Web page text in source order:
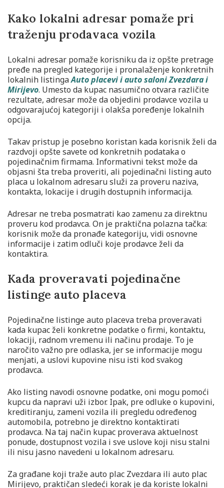
Kako lokalni adresar pomaže pri
traženju prodavaca vozila
Lokalni adresar pomaže korisniku da iz opšte pretrage
pređe na pregled kategorije i pronalaženje konkretnih
lokalnih listingaAuto placevi i auto saloni Zvezdara i
Mirijevo. Umesto da kupac nasumično otvara različite
rezultate, adresar može da objedini prodavce vozila u
odgovarajućoj kategoriji i olakša poređenje lokalnih
opcija.
Takav pristup je posebno koristan kada korisnik želi da
razdvoji opšte savete od konkretnih podataka o
pojedinačnim firmama. Informativni tekst može da
objasni šta treba proveriti, ali pojedinačni listing auto
placa u lokalnom adresaru služi za proveru naziva,
kontakta, lokacije i drugih dostupnih informacija.
Adresar ne treba posmatrati kao zamenu za direktnu
proveru kod prodavca. On je praktična polazna tačka:
korisnik može da pronađe kategoriju, vidi osnovne
informacije i zatim odluči koje prodavce želi da
kontaktira.
Kada proveravati pojedinačne
listinge auto placeva
Pojedinačne listinge auto placeva treba proveravati
kada kupac želi konkretne podatke o firmi, kontaktu,
lokaciji, radnom vremenu ili načinu prodaje. To je
naročito važno pre odlaska, jer se informacije mogu
menjati, a uslovi kupovine nisu isti kod svakog
prodavca.
Ako listing navodi osnovne podatke, oni mogu pomoći
kupcu da napravi uži izbor. Ipak, pre odluke o kupovini,
kreditiranju, zameni vozila ili pregledu određenog
automobila, potrebno je direktno kontaktirati
prodavca. Na taj način kupac proverava aktuelnost
ponude, dostupnost vozila i sve uslove koji nisu stalni
ili nisu jasno navedeni u lokalnom adresaru.
Za građane koji traže auto plac Zvezdara ili auto plac
Mirijevo, praktičan sledeći korak je da koriste lokalni